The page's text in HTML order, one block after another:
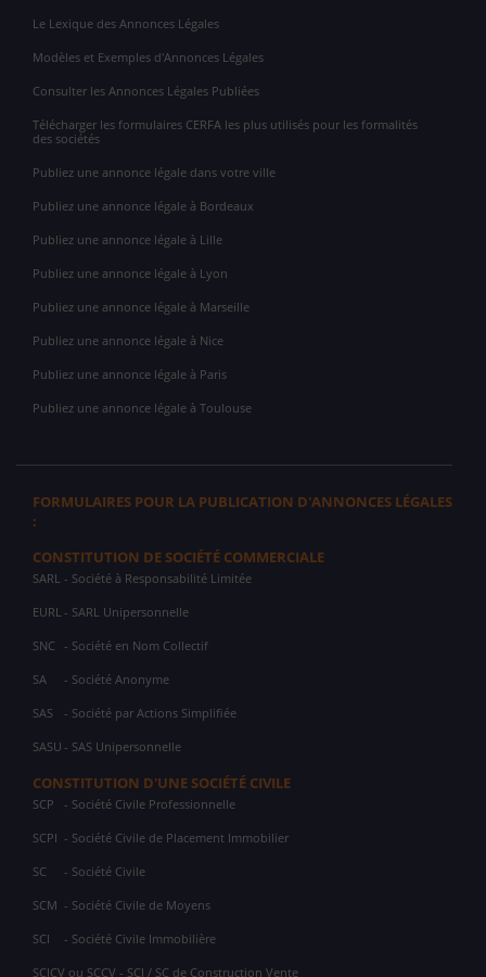
Le Lexique des Annonces Légales
Modèles et Exemples d'Annonces Légales
Consulter les Annonces Légales Publiées
Télécharger les formulaires CERFA les plus utilisés pour les formalités
des sociétés
Publiez une annonce légale dans votre ville
Publiez une annonce légale à Bordeaux
Publiez une annonce légale à Lille
Publiez une annonce légale à Lyon
Publiez une annonce légale à Marseille
Publiez une annonce légale à Nice
Publiez une annonce légale à Paris
Publiez une annonce légale à Toulouse
FORMULAIRES POUR LA PUBLICATION D'ANNONCES LÉGALES
:
CONSTITUTION DE SOCIÉTÉ COMMERCIALE
SARL - Société à Responsabilité Limitée
EURL - SARL Unipersonnelle
SNC - Société en Nom Collectif
SA - Société Anonyme
SAS - Société par Actions Simplifiée
SASU - SAS Unipersonnelle
CONSTITUTION D'UNE SOCIÉTÉ CIVILE
SCP - Société Civile Professionnelle
SCPI - Société Civile de Placement Immobilier
SC - Société Civile
SCM - Société Civile de Moyens
SCI - Société Civile Immobilière
SCICV ou SCCV - SCI / SC de Construction Vente